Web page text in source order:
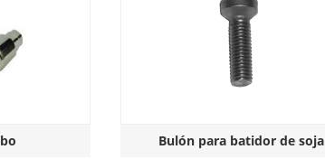
Bulón para batidor de soja